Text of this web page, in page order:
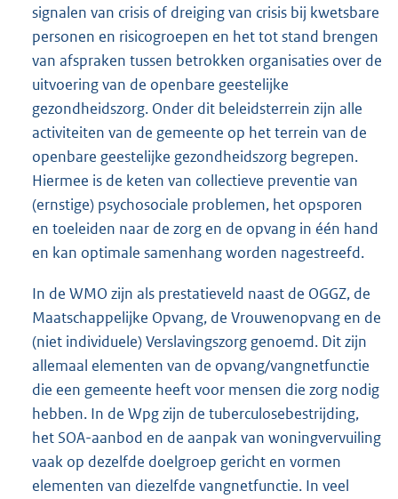
signalen van crisis of dreiging van crisis bij kwetsbare
personen en risicogroepen en het tot stand brengen
van afspraken tussen betrokken organisaties over de
uitvoering van de openbare geestelijke
gezondheidszorg. Onder dit beleidsterrein zijn alle
activiteiten van de gemeente op het terrein van de
openbare geestelijke gezondheidszorg begrepen.
Hiermee is de keten van collectieve preventie van
(ernstige) psychosociale problemen, het opsporen
en toeleiden naar de zorg en de opvang in één hand
en kan optimale samenhang worden nagestreefd.
In de WMO zijn als prestatieveld naast de OGGZ, de
Maatschappelijke Opvang, de Vrouwenopvang en de
(niet individuele) Verslavingszorg genoemd. Dit zijn
allemaal elementen van de opvang/vangnetfunctie
die een gemeente heeft voor mensen die zorg nodig
hebben. In de Wpg zijn de tuberculosebestrijding,
het SOA-aanbod en de aanpak van woningvervuiling
vaak op dezelfde doelgroep gericht en vormen
elementen van diezelfde vangnetfunctie. In veel